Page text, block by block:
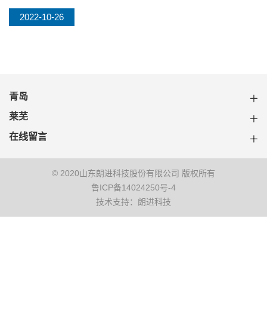
2022-10-26
青岛
莱芜
在线留言
© 2020山东朗进科技股份有限公司 版权所有
鲁ICP备14024250号-4
技术支持：朗进科技